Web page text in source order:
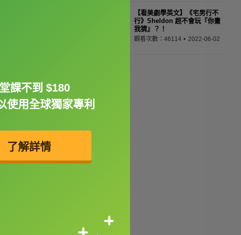
【看美劇學英文】《宅男行不
行》Sheldon 超不會玩『你畫
我猜』？！
觀看次數：46114 2022-06-02
課不到 $180
使用全球獨家專利
了解詳情